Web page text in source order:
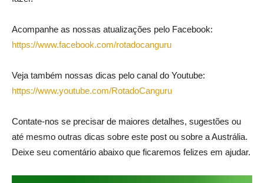
Acompanhe as nossas atualizações pelo Facebook:
https://www.facebook.com/rotadocanguru
Veja também nossas dicas pelo canal do Youtube:
https://www.youtube.com/RotadoCanguru
Contate-nos se precisar de maiores detalhes, sugestões ou
até mesmo outras dicas sobre este post ou sobre a Austrália.
Deixe seu comentário abaixo que ficaremos felizes em ajudar.